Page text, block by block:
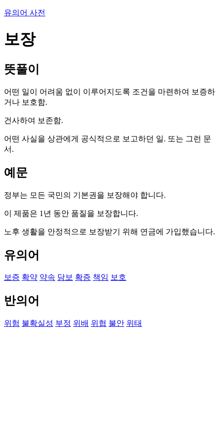
유의어 사전
보장
뜻풀이
어떤 일이 어려움 없이 이루어지도록 조건을 마련하여 보증하
거나 보호함.
건사하여 보존함.
어떤 사실을 상관에게 공식적으로 보고하던 일. 또는 그런 문
서.
예문
정부는 모든 국민의 기본권을 보장해야 합니다.
이 제품은 1년 동안 품질을 보장합니다.
노후 생활을 안정적으로 보장받기 위해 연금에 가입했습니다.
유의어
보증 확약 약속 담보 확증 책임 보호
반의어
위험 불확실성 부정 위배 위협 불안 위태